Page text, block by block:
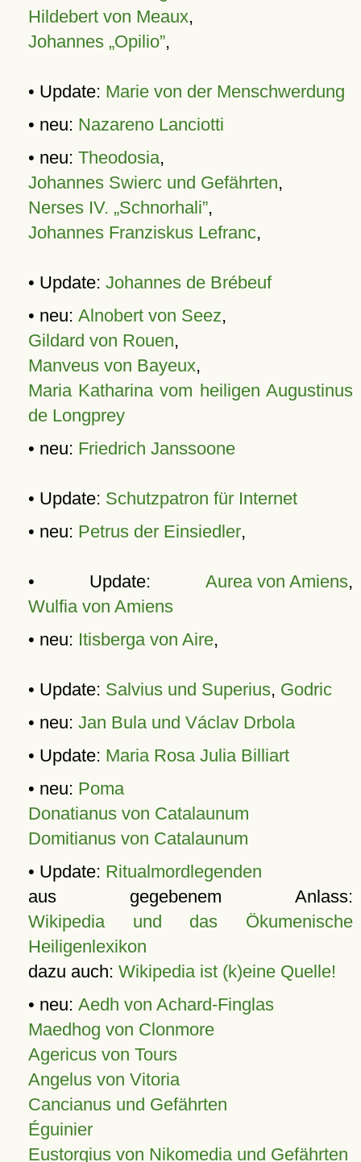
Hildebert von Meaux,
Johannes „Opilio”,
• Update: Marie von der Menschwerdung
• neu: Nazareno Lanciotti
• neu: Theodosia,
Johannes Swierc und Gefährten,
Nerses IV. „Schnorhali”,
Johannes Franziskus Lefranc,
• Update: Johannes de Brébeuf
• neu: Alnobert von Seez,
Gildard von Rouen,
Manveus von Bayeux,
Maria Katharina vom heiligen Augustinus
de Longprey
• neu: Friedrich Janssoone
• Update: Schutzpatron für Internet
• neu: Petrus der Einsiedler,
• Update: Aurea von Amiens,
Wulfia von Amiens
• neu: Itisberga von Aire,
• Update: Salvius und Superius, Godric
• neu: Jan Bula und Václav Drbola
• Update: Maria Rosa Julia Billiart
• neu: Poma
Donatianus von Catalaunum
Domitianus von Catalaunum
• Update: Ritualmordlegenden
aus gegebenem Anlass:
Wikipedia und das Ökumenische
Heiligenlexikon
dazu auch: Wikipedia ist (k)eine Quelle!
• neu: Aedh von Achard-Finglas
Maedhog von Clonmore
Agericus von Tours
Angelus von Vitoria
Cancianus und Gefährten
Éguinier
Eustorgius von Nikomedia und Gefährten